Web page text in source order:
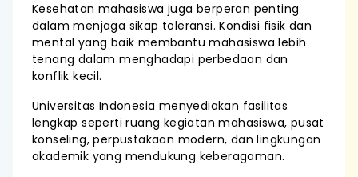
Kesehatan mahasiswa juga berperan penting
dalam menjaga sikap toleransi. Kondisi fisik dan
mental yang baik membantu mahasiswa lebih
tenang dalam menghadapi perbedaan dan
konflik kecil.
Universitas Indonesia menyediakan fasilitas
lengkap seperti ruang kegiatan mahasiswa, pusat
konseling, perpustakaan modern, dan lingkungan
akademik yang mendukung keberagaman.